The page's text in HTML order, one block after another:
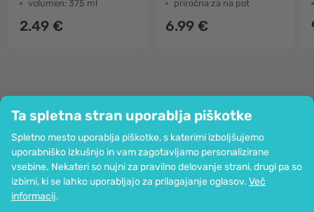
Ta spletna stran uporablja piškotke
Spletno mesto uporablja piškotke, s katerimi izboljšujemo
uporabniško izkušnjo in vam zagotavljamo personalizirane
vsebine. Nekateri so nujni za pravilno delovanje strani, drugi pa so
izbirni, ki se lahko uporabljajo za prilagajanje oglasov. Več
informacij.
volumen: 375 ml
2.49 €
priročna za na pot
6.99 €
Podjetje
Informacije
Pridružite se nam
Pomoč in naročila